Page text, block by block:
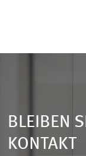
BLEIBEN
KONTAKT